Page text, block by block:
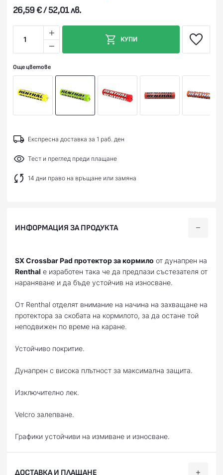
26,59 € / 52,01 лв.
1 КУПИ
Още цветове
Експресна доставка за 1 раб. ден
Тест и преглед преди плащане
14 дни право на връщане или замяна
ИНФОРМАЦИЯ ЗА ПРОДУКТА
SX Crossbar Pad протектор за кормило от дунапрен на
Renthal e изработен така че да предпази състезателя от
нараняване и да бъде устойчив на износване.
От Renthal отделят внимание на начина на захващане на
протектора за скобата на кормилото, за да остане той
неподвижен по време на каране.
Устойчиво покритие.
Дунапрен с висока плътност за максимална защита.
Изключително лек.
Velcro залепване.
Графики устойчиви на измиване и износване.
ДОСТАВКА И ПЛАЩАНЕ